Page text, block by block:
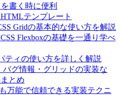
書く時に便利
テンプレート
Gridの基本的な使い方を解説
Flexboxの基礎を一通り学べ
ティの使い方を詳しく解説
バグ情報・グリッドの実装な
とめ
万能で信頼できる実装テクニ